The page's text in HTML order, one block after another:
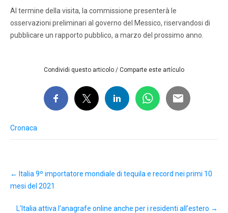
Al termine della visita, la commissione presenterà le
osservazioni preliminari al governo del Messico, riservandosi di
pubblicare un rapporto pubblico, a marzo del prossimo anno.
Condividi questo articolo / Comparte este artículo
Cronaca
navigation
← Italia 9º importatore mondiale di tequila e record nei primi 10
mesi del 2021
L’Italia attiva l’anagrafe online anche per i residenti all’estero →